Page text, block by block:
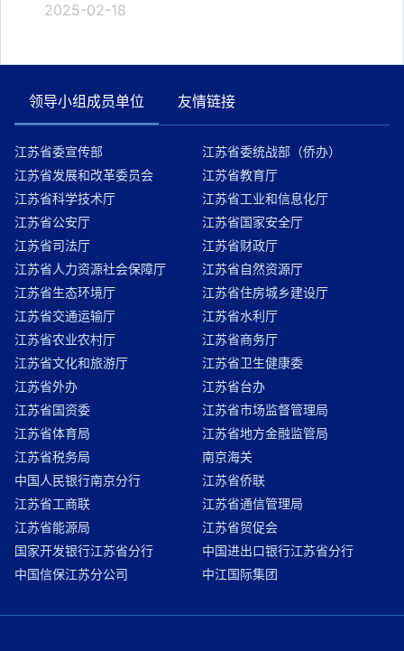
2025-02-18
领导小组成员单位 友情链接
江苏省委宣传部
江苏省委统战部（侨办）
江苏省发展和改革委员会
江苏省教育厅
江苏省科学技术厅
江苏省工业和信息化厅
江苏省公安厅
江苏省国家安全厅
江苏省司法厅
江苏省财政厅
江苏省人力资源社会保障厅
江苏省自然资源厅
江苏省生态环境厅
江苏省住房城乡建设厅
江苏省交通运输厅
江苏省水利厅
江苏省农业农村厅
江苏省商务厅
江苏省文化和旅游厅
江苏省卫生健康委
江苏省外办
江苏省台办
江苏省国资委
江苏省市场监督管理局
江苏省体育局
江苏省地方金融监管局
江苏省税务局
南京海关
中国人民银行南京分行
江苏省侨联
江苏省工商联
江苏省通信管理局
江苏省能源局
江苏省贸促会
国家开发银行江苏省分行
中国进出口银行江苏省分行
中国信保江苏分公司
中江国际集团